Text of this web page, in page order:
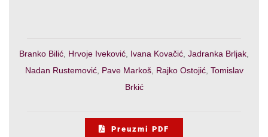
Branko Bilić Hrvoje Iveković Ivana Kovačić Jadranka Brljak
Nadan Rustemović, Pave Markoš, Rajko Ostojić, Tomislav
Brkić
Preuzmi PDF